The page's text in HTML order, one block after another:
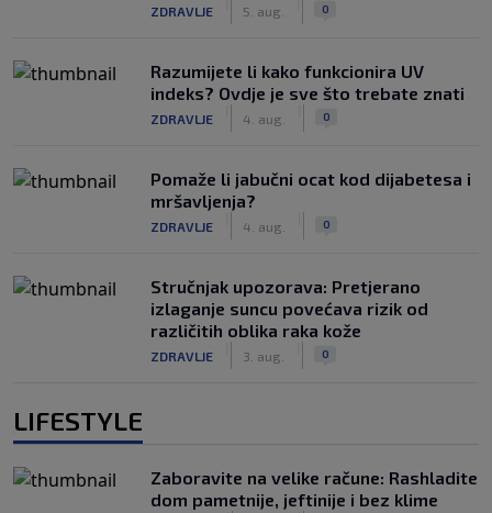
ZDRAVLJE 5. aug. 0
Razumijete li kako funkcionira UV
indeks? Ovdje je sve što trebate znati
ZDRAVLJE 4. aug. 0
Pomaže li jabučni ocat kod dijabetesa i
mršavljenja?
ZDRAVLJE 4. aug. 0
Stručnjak upozorava: Pretjerano
izlaganje suncu povećava rizik od
različitih oblika raka kože
ZDRAVLJE 3. aug. 0
LIFESTYLE
Zaboravite na velike račune: Rashladite
dom pametnije, jeftinije i bez klime